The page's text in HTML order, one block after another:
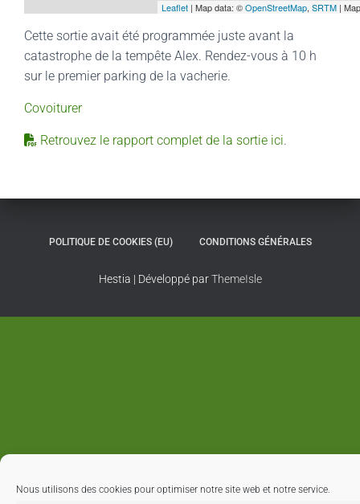
Nous utilisons des cookies pour optimiser notre site web et notre service.
Leaflet | Map data: ©OpenStreetMap, SRTM |
Cette sortie avait été programmée juste avant la
catastrophe de la tempête Alex. Rendez-vous à 10 h
sur le premier parking de la vacherie.
Covoiturer
Retrouvez le rapport complet de la sortie ici.
POLITIQUE DE COOKIES (EU) CONDITIONS GÉNÉRALES
Hestia | Développé parThemeIsle